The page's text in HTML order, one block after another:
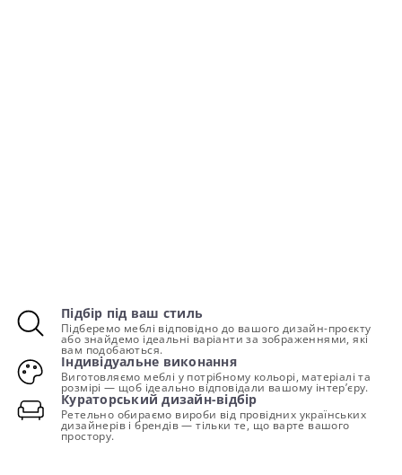
Підбір під ваш стиль
Підберемо меблі відповідно до вашого дизайн-проєкту
або знайдемо ідеальні варіанти за зображеннями, які
вам подобаються.
Індивідуальне виконання
Виготовляємо меблі у потрібному кольорі, матеріалі та
розмірі — щоб ідеально відповідали вашому інтер’єру.
Кураторський дизайн-відбір
Ретельно обираємо вироби від провідних українських
дизайнерів і брендів — тільки те, що варте вашого
простору.